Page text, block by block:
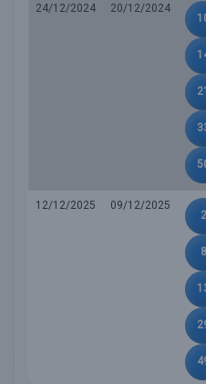
24/12/2024
20/12/2024
21
12/12/2025
09/12/2025
2
8